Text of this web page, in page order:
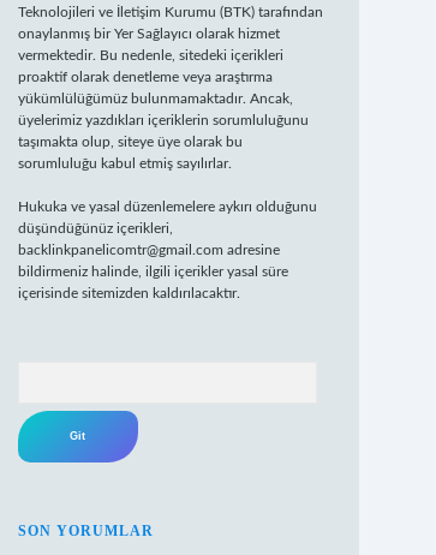
Teknolojileri ve İletişim Kurumu (BTK) tarafından
onaylanmış bir Yer Sağlayıcı olarak hizmet
vermektedir. Bu nedenle, sitedeki içerikleri
proaktif olarak denetleme veya araştırma
yükümlülüğümüz bulunmamaktadır. Ancak,
üyelerimiz yazdıkları içeriklerin sorumluluğunu
taşımakta olup, siteye üye olarak bu
sorumluluğu kabul etmiş sayılırlar.
Hukuka ve yasal düzenlemelere aykırı olduğunu
düşündüğünüz içerikleri,
backlinkpanelicomtr@gmail.com adresine
bildirmeniz halinde, ilgili içerikler yasal süre
içerisinde sitemizden kaldırılacaktır.
SON YORUMLAR